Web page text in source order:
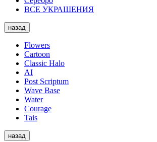
ВСЕ УКРАШЕНИЯ
назад
Flowers
Cartoon
Classic Halo
AI
Post Scriptum
Wave Base
Water
Courage
Tais
назад